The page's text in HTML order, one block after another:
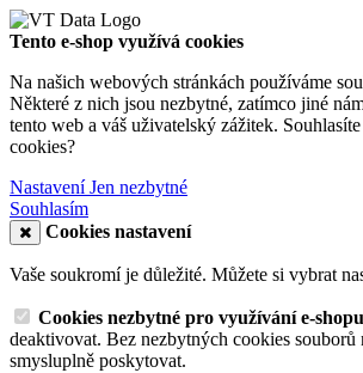
Tento e-shop využívá cookies
Na našich webových stránkách používáme
Některé z nich jsou nezbytné, zatímco jiné
tento web a váš uživatelský zážitek.
cookies?
NastaveníJen nezbytné
Souhlasím
Cookies nastavení
Vaše soukromí je důležité. Můžete si vybrat
Cookies nezbytné pro využívání e-shopu
deaktivovat. Bez nezbytných cookies souborů
smysluplně poskytovat.